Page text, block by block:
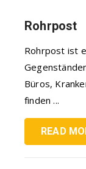
Rohrpost
Rohrpost ist
Büros,
finden ...
READ